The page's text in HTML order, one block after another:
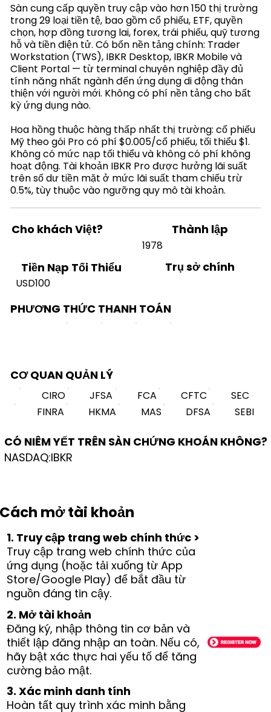
Sàn cung cấp quyền truy cập vào hơn 150 thị trường
trong 29 loại tiền tệ, bao gồm cổ phiếu, ETF, quyền
chọn, hợp đồng tương lai, forex, trái phiếu, quỹ tương
hỗ và tiền điện tử. Có bốn nền tảng chính: Trader
Workstation (TWS), IBKR Desktop, IBKR Mobile và
Client Portal — từ terminal chuyên nghiệp đầy đủ
tính năng nhất ngành đến ứng dụng di động thân
thiện với người mới. Không có phí nền tảng cho bất
kỳ ứng dụng nào.
Hoa hồng thuộc hàng thấp nhất thị trường: cổ phiếu
Mỹ theo gói Pro có phí $0.005/cổ phiếu, tối thiểu $1.
Không có mức nạp tối thiểu và không có phí không
hoạt động. Tài khoản IBKR Pro được hưởng lãi suất
trên số dư tiền mặt ở mức lãi suất tham chiếu trừ
0.5%, tùy thuộc vào ngưỡng quy mô tài khoản.
Cho khách Việt? Thành lập
1978
Tiền Nạp Tối Thiểu
USD100
Trụ sở chính
PHƯƠNG THỨC THANH TOÁN
CƠ QUAN QUẢN LÝ
CIRO JFSA FCA CFTC
SEC
FINRA
HKMA MAS DFSA SEBI
CÓ NIÊM YẾT TRÊN SÀN CHỨNG KHOÁN KHÔNG?
NASDAQ:IBKR
Cách mở tài khoản
1. Truy cập trang web chính thức >
Truy cập trang web chính thức của
ứng dụng (hoặc tải xuống từ App
Store/Google Play) để bắt đầu từ
nguồn đáng tin cậy.
2. Mở tài khoản
Đăng ký, nhập thông tin cơ bản và
thiết lập đăng nhập an toàn. Nếu có,
hãy bật xác thực hai yếu tố để tăng
cường bảo mật.
3. Xác minh danh tính
Hoàn tất quy trình xác minh bằng